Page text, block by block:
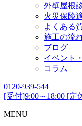
外壁屋根
火災保険
よくある
施工の流
ブログ
イベント
コラム
0120-939-544
[受付]9:00～18:00 [定
MENU